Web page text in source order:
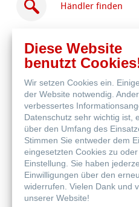
Händler finden
Online
kaufen
Weitere Produkte
Diese Website
benutzt
Wir setzen Cookies ein.
der Website notwendig.
verbessertes
Datenschutz sehr wichtig ist,
über den Umfang des
Stimmen Sie entweder dem
eingesetzten Cookies zu
Einstellung. Sie haben
Einwilligungen über den
widerrufen. Vielen Dank und
unserer Website!